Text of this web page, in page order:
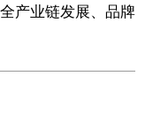
产业链发展、品牌